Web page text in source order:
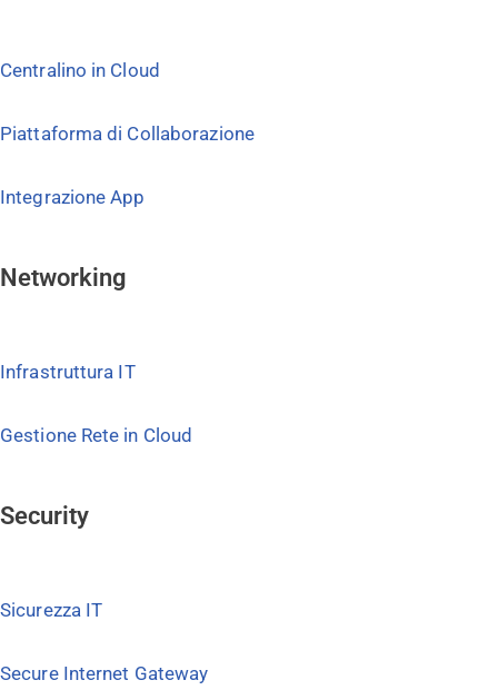
Centralino in Cloud
Piattaforma di Collaborazione
Integrazione App
Networking
Infrastruttura IT
Gestione Rete in Cloud
Security
Sicurezza IT
Secure Internet Gateway